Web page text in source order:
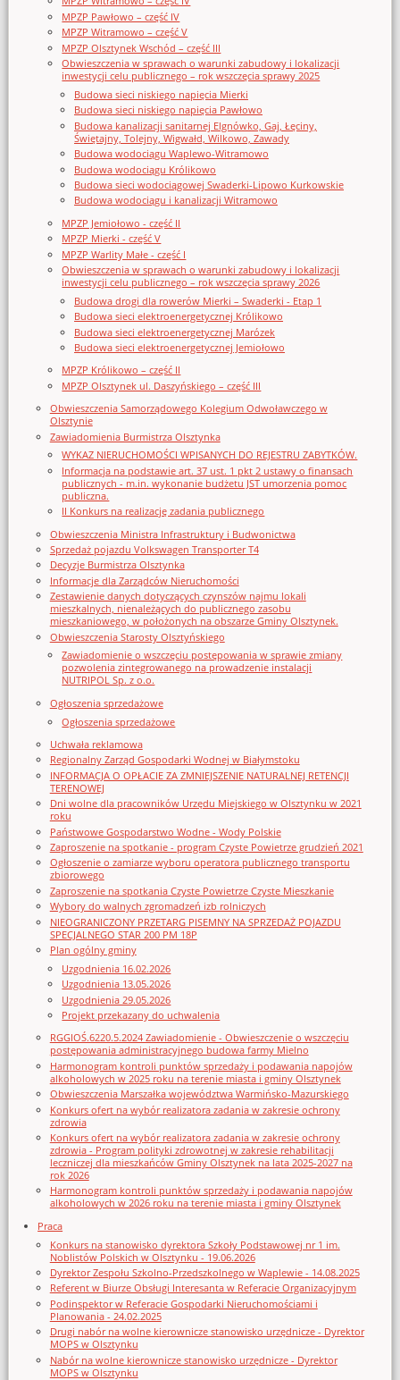
MPZP Pawłowo – część IV
MPZP Witramowo – część V
MPZP Olsztynek Wschód – część III
Obwieszczenia w sprawach o warunki zabudowy i lokalizacji
inwestycji celu publicznego – rok wszczęcia sprawy 2025
Budowa sieci niskiego napięcia Mierki
Budowa sieci niskiego napięcia Pawłowo
Budowa kanalizacji sanitarnej Elgnówko, Gaj, Łęciny,
Świętajny, Tolejny, Wigwałd, Wilkowo, Zawady
Budowa wodociągu Waplewo-Witramowo
Budowa wodociągu Królikowo
Budowa sieci wodociągowej Swaderki-Lipowo Kurkowskie
Budowa wodociągu i kanalizacji Witramowo
MPZP Jemiołowo - część II
MPZP Mierki - część V
MPZP Warlity Małe - część I
Obwieszczenia w sprawach o warunki zabudowy i lokalizacji
inwestycji celu publicznego – rok wszczęcia sprawy 2026
Budowa drogi dla rowerów Mierki – Swaderki - Etap 1
Budowa sieci elektroenergetycznej Królikowo
Budowa sieci elektroenergetycznej Marózek
Budowa sieci elektroenergetycznej Jemiołowo
MPZP Królikowo – część II
MPZP Olsztynek ul. Daszyńskiego – część III
Obwieszczenia Samorządowego Kolegium Odwoławczego w
Olsztynie
Zawiadomienia Burmistrza Olsztynka
WYKAZ NIERUCHOMOŚCI WPISANYCH DO REJESTRU ZABYTKÓW.
Informacja na podstawie art. 37 ust. 1 pkt 2 ustawy o finansach
publicznych - m.in. wykonanie budżetu JST umorzenia pomoc
publiczna.
II Konkurs na realizację zadania publicznego
Obwieszczenia Ministra Infrastruktury i Budwonictwa
Sprzedaż pojazdu Volkswagen Transporter T4
Decyzje Burmistrza Olsztynka
Informacje dla Zarządców Nieruchomości
Zestawienie danych dotyczących czynszów najmu lokali
mieszkalnych, nienależących do publicznego zasobu
mieszkaniowego, w położonych na obszarze Gminy Olsztynek.
Obwieszczenia Starosty Olsztyńskiego
Zawiadomienie o wszczęciu postępowania w sprawie zmiany
pozwolenia zintegrowanego na prowadzenie instalacji
NUTRIPOL Sp. z o.o.
Ogłoszenia sprzedażowe
Ogłoszenia sprzedażowe
Uchwała reklamowa
Regionalny Zarząd Gospodarki Wodnej w Białymstoku
INFORMACJA O OPŁACIE ZA ZMNIEJSZENIE NATURALNEJ RETENCJI
TERENOWEJ
Dni wolne dla pracowników Urzędu Miejskiego w Olsztynku w 2021
roku
Państwowe Gospodarstwo Wodne - Wody Polskie
Zaproszenie na spotkanie - program Czyste Powietrze grudzień 2021
Ogłoszenie o zamiarze wyboru operatora publicznego transportu
zbiorowego
Zaproszenie na spotkania Czyste Powietrze Czyste Mieszkanie
Wybory do walnych zgromadzeń izb rolniczych
NIEOGRANICZONY PRZETARG PISEMNY NA SPRZEDAŻ POJAZDU
SPECJALNEGO STAR 200 PM 18P
Plan ogólny gminy
Uzgodnienia 16.02.2026
Uzgodnienia 13.05.2026
Uzgodnienia 29.05.2026
Projekt przekazany do uchwalenia
RGGIOŚ.6220.5.2024 Zawiadomienie - Obwieszczenie o wszczęciu
postępowania administracyjnego budowa farmy Mielno
Harmonogram kontroli punktów sprzedaży i podawania napojów
alkoholowych w 2025 roku na terenie miasta i gminy Olsztynek
Obwieszczenia Marszałka województwa Warmińsko-Mazurskiego
Konkurs ofert na wybór realizatora zadania w zakresie ochrony
zdrowia
Konkurs ofert na wybór realizatora zadania w zakresie ochrony
zdrowia - Program polityki zdrowotnej w zakresie rehabilitacji
leczniczej dla mieszkańców Gminy Olsztynek na lata 2025-2027 na
rok 2026
Harmonogram kontroli punktów sprzedaży i podawania napojów
alkoholowych w 2026 roku na terenie miasta i gminy Olsztynek
Praca
Konkurs na stanowisko dyrektora Szkoły Podstawowej nr 1 im.
Noblistów Polskich w Olsztynku - 19.06.2026
Dyrektor Zespołu Szkolno-Przedszkolnego w Waplewie - 14.08.2025
Referent w Biurze Obsługi Interesanta w Referacie Organizacyjnym
Podinspektor w Referacie Gospodarki Nieruchomościami i
Planowania - 24.02.2025
Drugi nabór na wolne kierownicze stanowisko urzędnicze - Dyrektor
MOPS w Olsztynku
Nabór na wolne kierownicze stanowisko urzędnicze - Dyrektor
MOPS w Olsztynku